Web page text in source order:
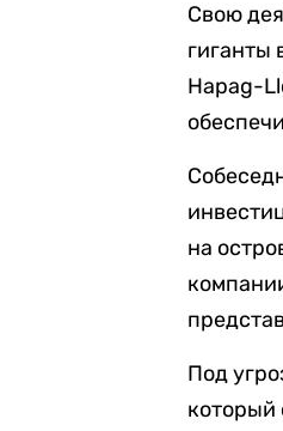
Свою
гиганты
Hapag-
на
Под
который